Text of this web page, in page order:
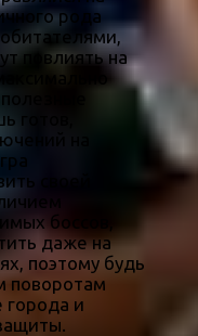
рода
повлиять на
готов,
на
своей
боссов,
даже на
поэтому будь
поворотам
города и